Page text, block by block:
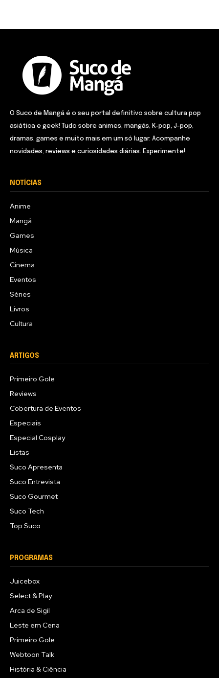
O Suco de Mangá é o seu portal definitivo sobre cultura pop
asiática e geek! Tudo sobre animes, mangás, K-pop, J-pop,
dramas, games e muito mais em um só lugar. Acompanhe
novidades, reviews e curiosidades diárias. Experimente!
NOTÍCIAS
Anime
Mangá
Games
Música
Cinema
Eventos
Séries
Livros
Cultura
ARTIGOS
Primeiro Gole
Reviews
Cobertura de Eventos
Especiais
Especial Cosplay
Listas
Suco Apresenta
Suco Entrevista
Suco Gourmet
Suco Tech
Top Suco
PROGRAMAS
Juicebox
Select & Play
Arca de Sigil
Leste em Cena
Primeiro Gole
Webtoon Talk
História & Ciência